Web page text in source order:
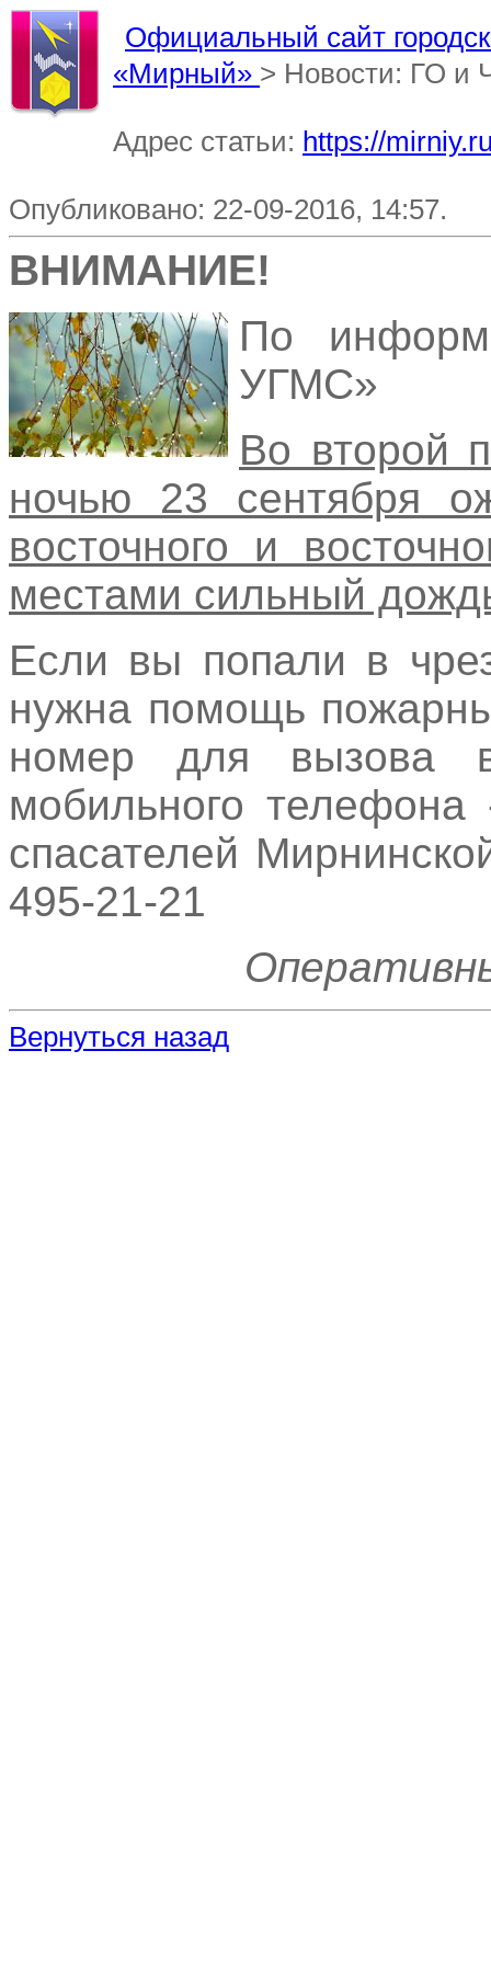
Официальный сайт
«Мирный» > Новости: ГО и
Адрес статьи: https://
Опубликовано: 22-09-2016, 14:57.
ВНИМАНИЕ!
По
УГМС»
Во второй
ночью 23 сентября
восточного и
местами сильный
Если вы попали в
нужна помощь
номер для вызова
мобильного
спасателей
495-21-21
Вернуться назад